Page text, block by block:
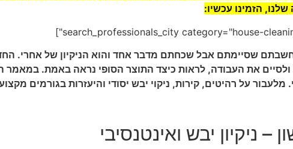
הזמינו עכשיו:
שסיימתם אבל שכחתם מדבר אחד והוא הניקיון של אחרי.
את העבודה, לראות כיצד התוצר הסופי נראה באמת.
על רהיטים, קירות, ניקוי יבש יסודי והיעזרות בגורמים
– ניקיון יבש ואינטנסיבי